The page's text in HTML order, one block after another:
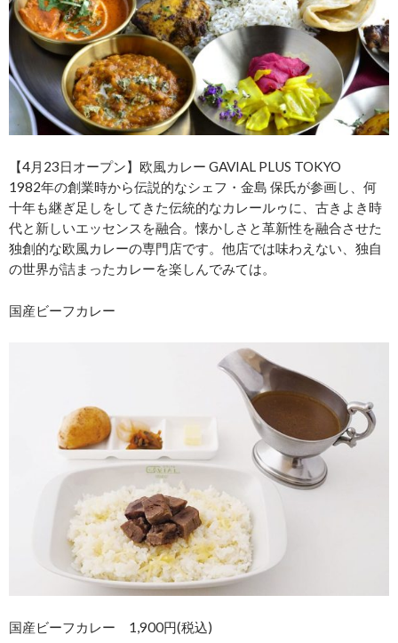
【4月23日オープン】欧風カレー GAVIAL PLUS TOKYO
1982年の創業時から伝説的なシェフ・金島 保氏が参画し、何
十年も継ぎ足しをしてきた伝統的なカレールゥに、古きよき時
代と新しいエッセンスを融合。懐かしさと革新性を融合させた
独創的な欧風カレーの専門店です。他店では味わえない、独自
の世界が詰まったカレーを楽しんでみては。
国産ビーフカレー
国産ビーフカレー 1,900円(税込)